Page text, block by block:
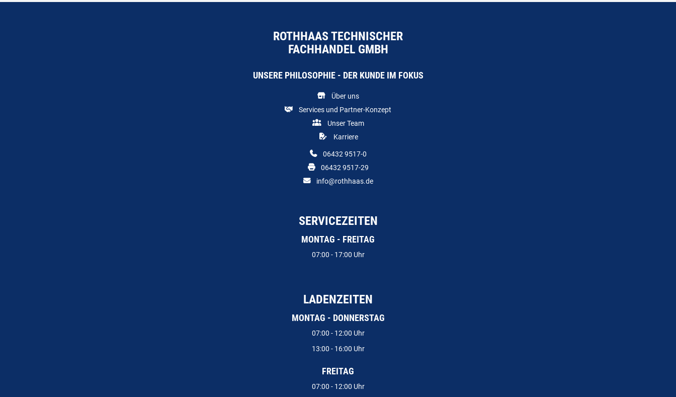
ROTHHAAS TECHNISCHER
FACHHANDEL GMBH
UNSERE PHILOSOPHIE - DER KUNDE IM FOKUS
Über uns
Services und Partner-Konzept
Unser Team
Karriere
06432 9517-0
06432 9517-29
info@rothhaas.de
SERVICEZEITEN
MONTAG - FREITAG
07:00 - 17:00 Uhr
LADENZEITEN
MONTAG - DONNERSTAG
07:00 - 12:00 Uhr
13:00 - 16:00 Uhr
FREITAG
07:00 - 12:00 Uhr